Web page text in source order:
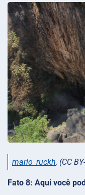
mario_ruckh, (CC
Fato 8: Aqui você